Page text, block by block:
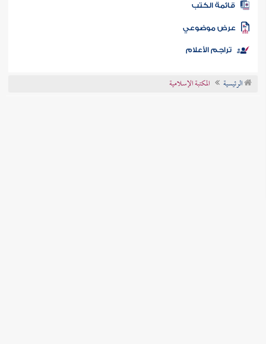
المكتبة
الكتب
موضوعي
تراجم الأعلام
الرئيسية المكتبة الإسلامية